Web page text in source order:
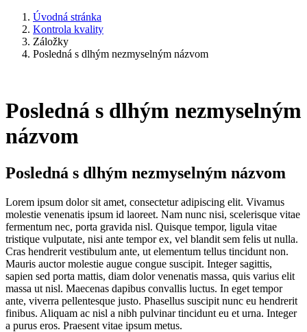
Úvodná stránka
Kontrola kvality
Záložky
Posledná s dlhým nezmyselným názvom
Posledná s dlhým nezmyselným
názvom
Posledná s dlhým nezmyselným názvom
Lorem ipsum dolor sit amet, consectetur adipiscing elit. Vivamus
molestie venenatis ipsum id laoreet. Nam nunc nisi, scelerisque vitae
fermentum nec, porta gravida nisl. Quisque tempor, ligula vitae
tristique vulputate, nisi ante tempor ex, vel blandit sem felis ut nulla.
Cras hendrerit vestibulum ante, ut elementum tellus tincidunt non.
Mauris auctor molestie augue congue suscipit. Integer sagittis,
sapien sed porta mattis, diam dolor venenatis massa, quis varius elit
massa ut nisl. Maecenas dapibus convallis luctus. In eget tempor
ante, viverra pellentesque justo. Phasellus suscipit nunc eu hendrerit
finibus. Aliquam ac nisl a nibh pulvinar tincidunt eu et urna. Integer
a purus eros. Praesent vitae ipsum metus.